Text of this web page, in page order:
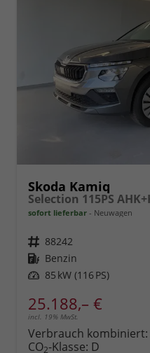
Skoda Kamiq
sofort lieferbar Neuwagen
Fahrzeugnr. 88242
Kraftstoff Benzin
Leistung 85 kW (116 PS)
25.188,– €
incl. 19% MwSt.
Verbrauch kombiniert:
CO2-Klasse: D